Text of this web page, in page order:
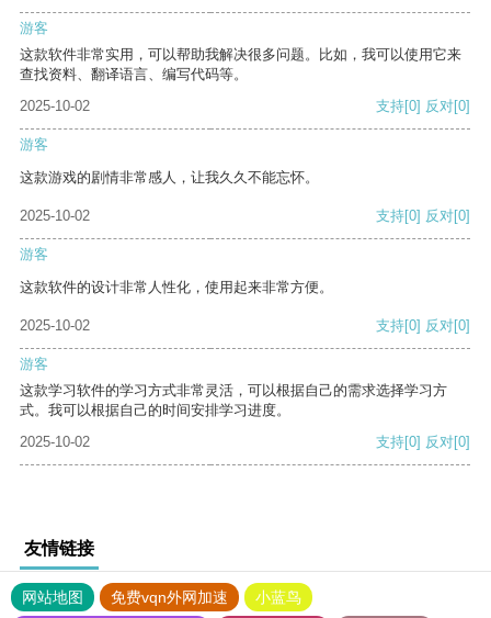
游客
这款软件非常实用，可以帮助我解决很多问题。比如，我可以使用它来
查找资料、翻译语言、编写代码等。
2025-10-02
支持[0] 反对[0]
游客
这款游戏的剧情非常感人，让我久久不能忘怀。
2025-10-02 支持[0] 反对[0]
游客
这款软件的设计非常人性化，使用起来非常方便。
2025-10-02 支持[0] 反对[0]
游客
这款学习软件的学习方式非常灵活，可以根据自己的需求选择学习方
式。我可以根据自己的时间安排学习进度。
2025-10-02
支持[0] 反对[0]
友情链接
网站地图 免费vqn外网加速 小蓝鸟